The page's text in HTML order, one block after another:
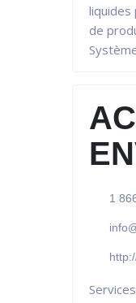
liquides
de
1